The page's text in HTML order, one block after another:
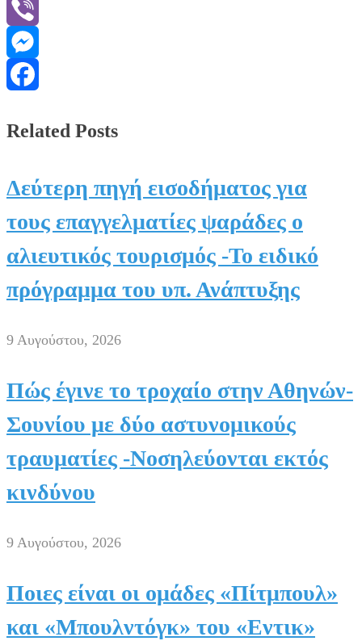
WhatsApp
Viber
Messenger
Related Posts
Δεύτερη πηγή εισοδήματος για
τους επαγγελματίες ψαράδες ο
αλιευτικός τουρισμός -Το ειδικό
πρόγραμμα του υπ. Ανάπτυξης
9 Αυγούστου, 2026
Πώς έγινε το τροχαίο στην Αθηνών-
Σουνίου με δύο αστυνομικούς
τραυματίες -Νοσηλεύονται εκτός
κινδύνου
9 Αυγούστου, 2026
Ποιες είναι οι ομάδες «Πίτμπουλ»
και «Μπουλντόγκ» του «Εντικ»